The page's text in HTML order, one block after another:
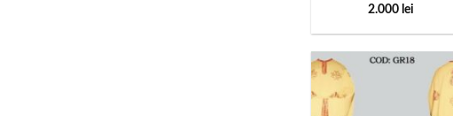
2.000 lei